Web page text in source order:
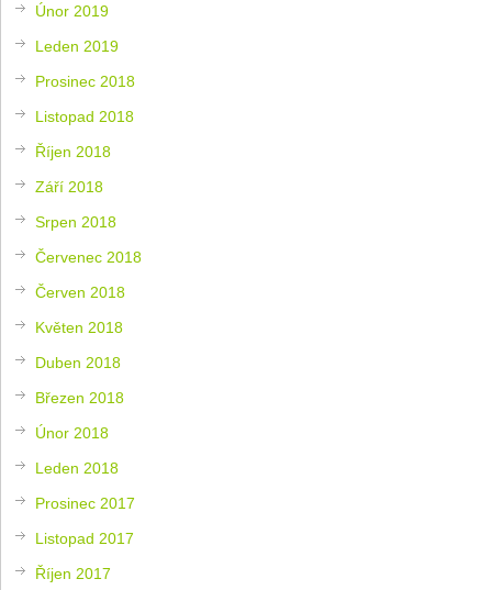
Únor 2019
Leden 2019
Prosinec 2018
Listopad 2018
Říjen 2018
Září 2018
Srpen 2018
Červenec 2018
Červen 2018
Květen 2018
Duben 2018
Březen 2018
Únor 2018
Leden 2018
Prosinec 2017
Listopad 2017
Říjen 2017